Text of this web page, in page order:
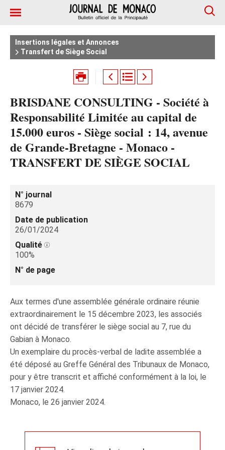
Insertions légales et Annonces
Transfert de Siège Social
BRISDANE CONSULTING - Société à
Responsabilité Limitée au capital de
15.000 euros - Siège social : 14, avenue
de Grande-Bretagne - Monaco -
TRANSFERT DE SIÈGE SOCIAL
N° journal
8679
Date de publication
26/01/2024
Qualité
100%
N° de page
Aux termes d'une assemblée générale ordinaire réunie
extraordinairement le 15 décembre 2023, les associés
ont décidé de transférer le siège social au 7, rue du
Gabian à Monaco.
Un exemplaire du procès-verbal de ladite assemblée a
été déposé au Greffe Général des Tribunaux de Monaco,
pour y être transcrit et affiché conformément à la loi, le
17 janvier 2024.
Monaco, le 26 janvier 2024.